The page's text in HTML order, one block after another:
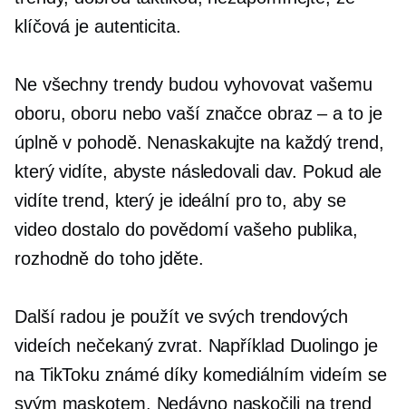
klíčová je autenticita.
Ne všechny trendy budou vyhovovat vašemu
oboru, oboru nebo vaší značce obraz – a to je
úplně v pohodě. Nenaskakujte na každý trend,
který vidíte, abyste následovali dav. Pokud ale
vidíte trend, který je ideální pro to, aby se
video dostalo do povědomí vašeho publika,
rozhodně do toho jděte.
Další radou je použít ve svých trendových
videích nečekaný zvrat. Například Duolingo je
na TikToku známé díky komediálním videím se
svým maskotem. Nedávno naskočili na trend